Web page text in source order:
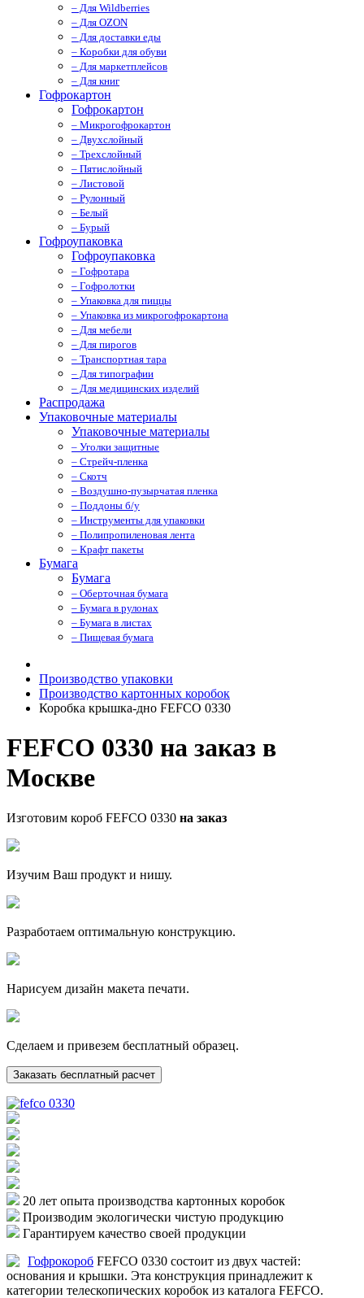
– Для Wildberries
– Для OZON
– Для доставки еды
– Коробки для обуви
– Для маркетплейсов
– Для книг
Гофрокартон
Гофрокартон
– Микрогофрокартон
– Двухслойный
– Трехслойный
– Пятислойный
– Листовой
– Рулонный
– Белый
– Бурый
Гофроупаковка
Гофроупаковка
– Гофротара
– Гофролотки
– Упаковка для пиццы
– Упаковка из микрогофрокартона
– Для мебели
– Для пирогов
– Транспортная тара
– Для типографии
– Для медицинских изделий
Распродажа
Упаковочные материалы
Упаковочные материалы
– Уголки защитные
– Стрейч-пленка
– Скотч
– Воздушно-пузырчатая пленка
– Поддоны б/у
– Инструменты для упаковки
– Полипропиленовая лента
– Крафт пакеты
Бумага
Бумага
– Оберточная бумага
– Бумага в рулонах
– Бумага в листах
– Пищевая бумага
Производство упаковки
Производство картонных коробок
Коробка крышка-дно FEFCO 0330
FEFCO 0330 на заказ в
Москве
Изготовим короб FEFCO 0330 на заказ
Изучим Ваш продукт и нишу.
Разработаем оптимальную конструкцию.
Нарисуем дизайн макета печати.
Сделаем и привезем бесплатный образец.
Заказать бесплатный расчет
20 лет опыта производства картонных коробок
Производим экологически чистую продукцию
Гарантируем качество своей продукции
Гофрокороб FEFCO 0330 состоит из двух частей:
основания и крышки. Эта конструкция принадлежит к
категории телескопических коробок из каталога FEFCO.